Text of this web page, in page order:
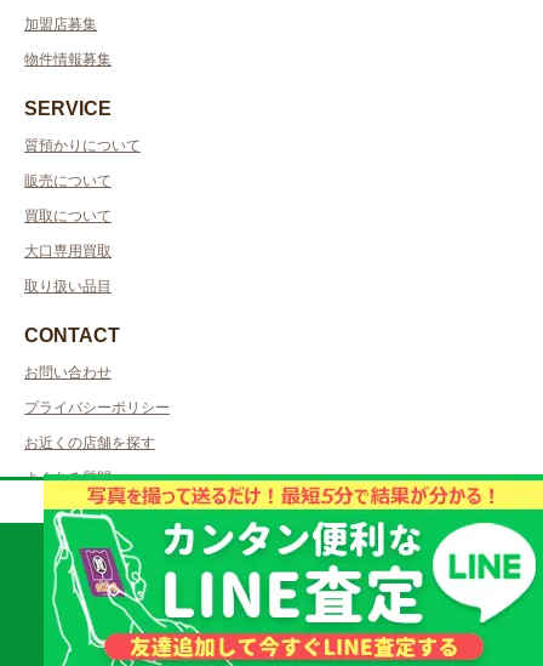
加盟店募集
物件情報募集
SERVICE
質預かりについて
販売について
買取について
大口専用買取
取り扱い品目
CONTACT
お問い合わせ
プライバシーポリシー
お近くの店舗を探す
よくある質問
取扱商品・査定についてのご質問はお気軽に！
質屋かんてい局 山
形北店
直通
023-665-4784
【受付時間】10:00 - 19:00
スマートフォンの方はタップして発信できます。